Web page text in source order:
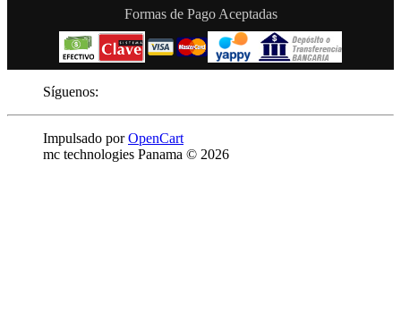
Formas de Pago Aceptadas
Síguenos:
Impulsado porOpenCart
mc technologies Panama © 2026